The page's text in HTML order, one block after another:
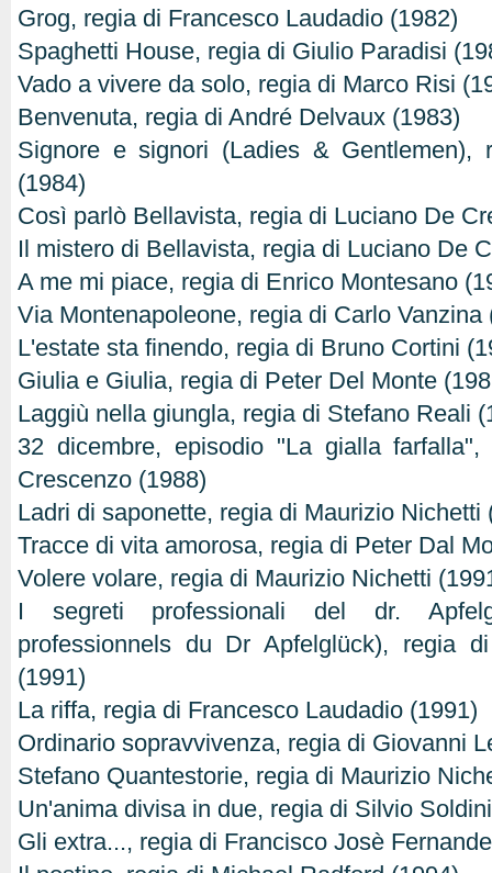
Grog, regia di Francesco Laudadio (1982)
Spaghetti House, regia di Giulio Paradisi
Vado a vivere da solo, regia di Marco Risi
Benvenuta, regia di André Delvaux (1983)
Signore e signori (Ladies & Gentlemen),
(1984)
Così parlò Bellavista, regia di Luciano De
Il mistero di Bellavista, regia di Luciano De
A me mi piace, regia di Enrico Montesano
Via Montenapoleone, regia di Carlo Vanzina
L'estate sta finendo, regia di Bruno Cortini
Giulia e Giulia, regia di Peter Del Monte
Laggiù nella giungla, regia di Stefano Reali
32 dicembre, episodio "La gialla
Crescenzo (1988)
Ladri di saponette, regia di Maurizio Nichetti
Tracce di vita amorosa, regia di Peter Dal
Volere volare, regia di Maurizio Nichetti
I segreti professionali del dr.
professionnels du Dr Apfelglück), regia
(1991)
La riffa, regia di Francesco Laudadio (1991)
Ordinario sopravvivenza, regia di Giovanni
Stefano Quantestorie, regia di Maurizio
Un'anima divisa in due, regia di Silvio
Gli extra..., regia di Francisco Josè